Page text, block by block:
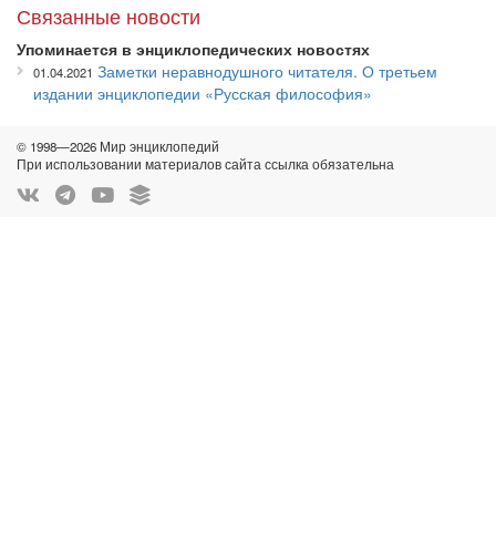
Связанные новости
Упоминается в энциклопедических новостях
01.04.2021 Заметки неравнодушного читателя. О третьем
издании энциклопедии «Русская философия»
© 1998—2026 Мир энциклопедий
При использовании материалов сайта ссылка обязательна